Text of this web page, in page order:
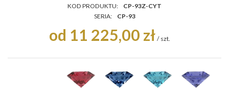
KOD PRODUKTU:
CP-93Z-CYT
SERIA:
CP-93
od 11 225,00 zł / szt.